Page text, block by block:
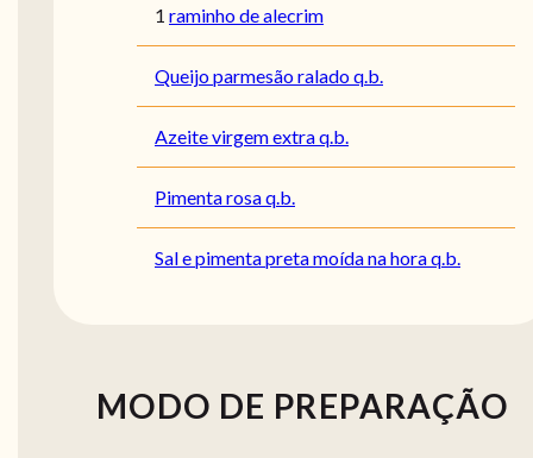
1 raminho de alecrim
Queijo parmesão ralado q.b.
Azeite virgem extra q.b.
Pimenta rosa q.b.
Sal e pimenta preta moída na hora q.b.
MODO DE PREPARAÇÃO